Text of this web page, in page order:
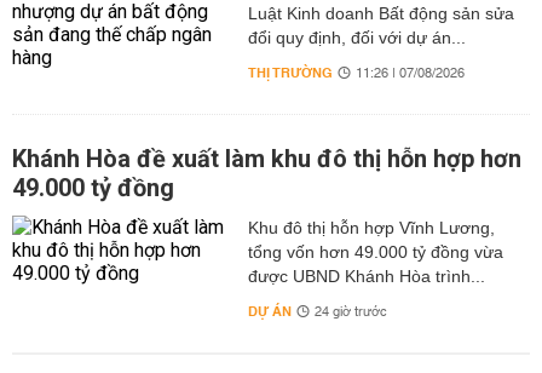
Luật Kinh doanh Bất động sản sửa
đổi quy định, đối với dự án...
THỊ TRƯỜNG 11:26 | 07/08/2026
Khánh Hòa đề xuất làm khu đô thị hỗn hợp hơn
49.000 tỷ đồng
Khu đô thị hỗn hợp Vĩnh Lương,
tổng vốn hơn 49.000 tỷ đồng vừa
được UBND Khánh Hòa trình...
DỰ ÁN 24 giờ trước